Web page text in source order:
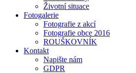
Životní situace
Fotogalerie
Fotografie z akcí
Fotografie obce 2016
ROUŠKOVNÍK
Kontakt
Napište nám
GDPR